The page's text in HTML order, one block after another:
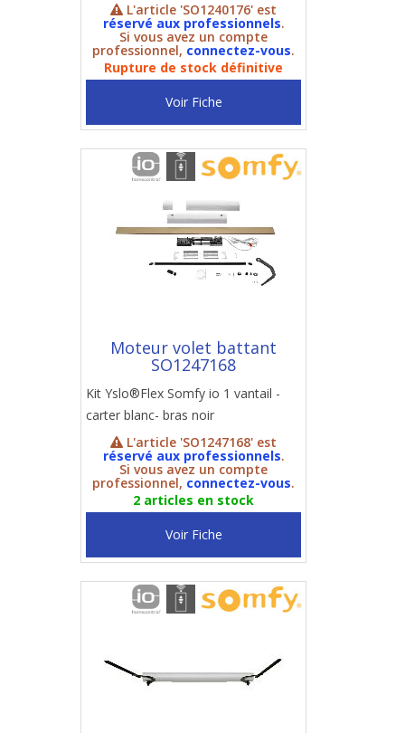
L'article 'SO1240176' est
réservé aux professionnels.
Si vous avez un compte
professionnel, connectez-vous.
Rupture de stock définitive
Voir Fiche
Moteur volet battant
SO1247168
Kit Yslo®Flex Somfy io 1 vantail -
carter blanc- bras noir
L'article 'SO1247168' est
réservé aux professionnels.
Si vous avez un compte
professionnel, connectez-vous.
2 articles en stock
Voir Fiche